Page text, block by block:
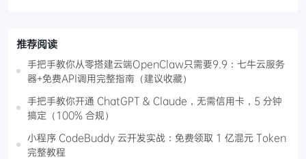
推荐阅读
手把手教你从零搭建云端OpenClaw只需要9.9：七牛云服务
器+免费API调用完整指南（建议收藏）
手把手教你开通 ChatGPT & Claude，无需信用卡，5 分钟
搞定（100% 合规）
小程序 CodeBuddy 云开发实战：免费领取 1 亿混元 Token
完整教程